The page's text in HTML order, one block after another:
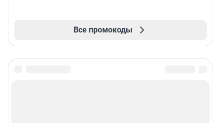
Все промокоды